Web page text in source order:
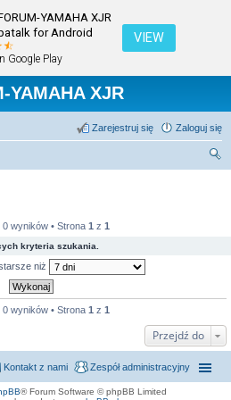
YAMAHA XJR
for Android
Google Play
VIEW
YAMAHA XJR
Zaloguj się
Zarejestruj się
wyników • Strona 1 z 1
kryteria szukania.
niż
wyników • Strona 1 z 1
Przejdź do
Zespół administracyjny
Kontakt z nami
® Forum Software © phpBB Limited